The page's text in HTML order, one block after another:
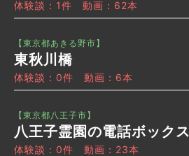
体験談：1件 動画：62本
【東京都あきる野市】
東秋川橋
体験談：0件 動画：6本
【東京都八王子市】
八王子霊園の電話ボックス
体験談：0件 動画：23本